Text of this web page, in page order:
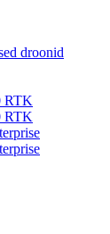
droonid
RTK
RTK